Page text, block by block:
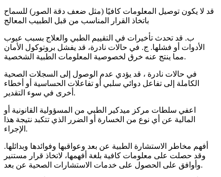
قد لا يكون توصيل المعلومات كافيًا (مثل ضعف دقة الصور) للسماح
باتخاذ القرار المناسب من قبل الطبيب المعالج
ب. قد تحدث تأخيرات في التقييم الطبي والعلاج بسبب عيوب
الأدوات أو فشلها. ج. في حالات نادرة، قد يفشل بروتوكول الأمان
مما ينتج عنه خرق لخصوصية المعلومات الطبية الشخصية.
في حالات نادرة ، قد يؤدي عدم الوصول إلى السجلات الصحية
الكاملة إلى تفاعل دوائي سلبي أو تفاعلات الحساسية أو أخطاء
أخرى في سوء التقدير.
اعفي سلطات مركز ميدكير الطبي من المسؤولية القانونية أو
المالية عن أي نوع من الخسارة أو الضرر الذي تتكبد نتيجة هذا
الإجراء.
أفهم مخاطر الاستشارة الطبية عن بعد وعواقبها وفوائدها وبدائلها.
وقد حصلت على معلومات كافية بلغة أفهمها، لاتخاذ قرار مستنير
وأوافق على الحصول على خدمات الاستشارات الصحية عن بعد.